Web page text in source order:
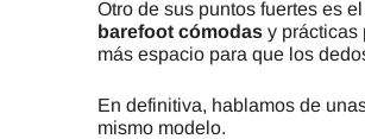
Otro de sus puntos fuertes es
barefoot cómodas y prácticas
más espacio para que los
En definitiva, hablamos de
mismo modelo.